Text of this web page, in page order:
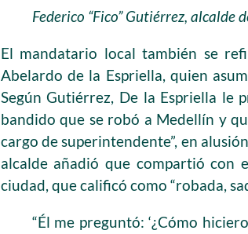
Federico “Fico” Gutiérrez, alcalde
El mandatario local también se
Abelardo de la Espriella, quien
Según Gutiérrez, De la Espriella le
bandido que se robó a Medellín y
cargo de superintendente”, en
alcalde añadió que compartió con
ciudad, que calificó como “robada,
“Él me preguntó: ‘¿Cómo